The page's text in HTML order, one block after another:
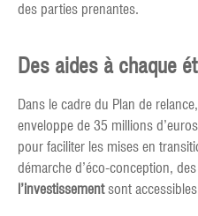
des parties prenantes.
Des aides à chaque
Dans le cadre du Plan de
enveloppe de 35 millions
pour faciliter les mises en
démarche d’éco-conception, des
l’investissementsont